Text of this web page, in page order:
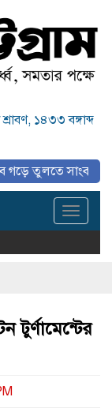
১৪৩৩ বঙ্গাব্দ
সাংবাদিকদের
Toggle
টুর্ণামেন্টের